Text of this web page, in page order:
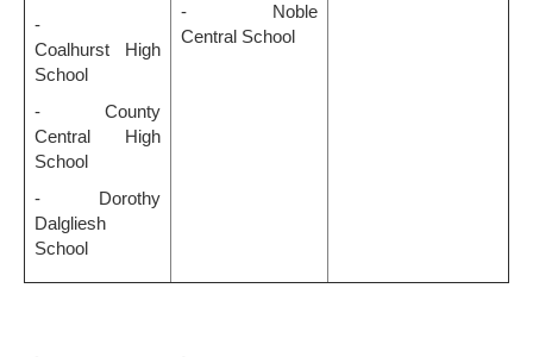
-
Coalhurst High
School
- County
Central High
School
- Dorothy
Dalgliesh
School
- Noble
Central School